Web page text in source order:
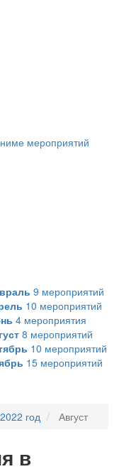
9 мероприятий
10 мероприятий
4 мероприятия
8 мероприятий
10 мероприятий
15 мероприятий
2022 год Август
в